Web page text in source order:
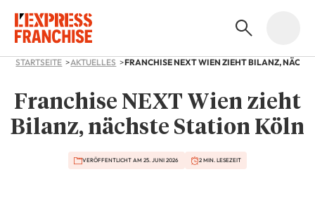
STARTSEITE AKTUELLES
Franchise NEXT Wien zieht
Bilanz, nächste Station Köln
VERÖFFENTLICHT AM 25. JUNI 2026 2 MIN. LESEZEIT